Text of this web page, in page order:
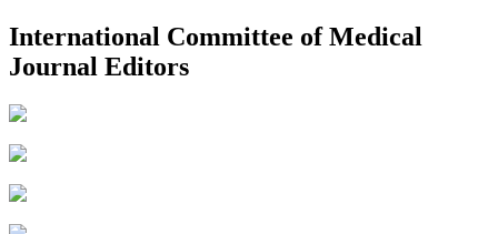
International Committee of Medical
Journal Editors